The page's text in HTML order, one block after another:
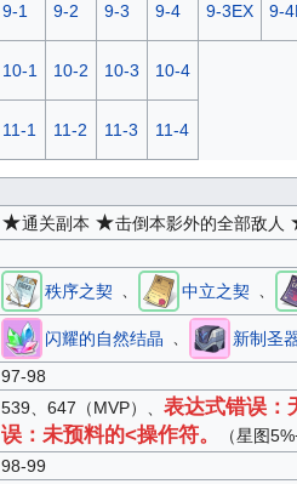
9-1 9-2 9-3 9-4 9-3EX 9-
10-1 10-2 10-3 10-4
11-1 11-2 11-3 11-4
★通关副本 ★击倒本影外的全部敌人
秩序之契 中立之契
闪耀的自然结晶 新制圣
97-98
539、647（MVP）、 表达式错误：
误：未预料的<操作符。
（星图
98-99